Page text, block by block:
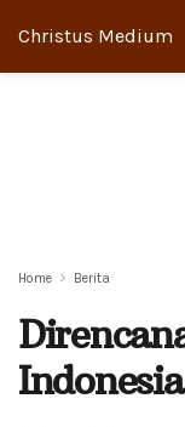
Christus Medium
Home Berita